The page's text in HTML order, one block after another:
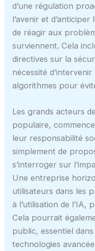
d’une régulation
l’avenir et
de réagir aux
surviennent. Cela
directives sur la
nécessité
algorithmes pour
Les grands acteurs
populaire,
leur responsabilité
simplement de
s’interroger sur
Une entreprise
utilisateurs dans les
à l’utilisation de l’IA,
Cela pourrait
public, essentiel
technologies